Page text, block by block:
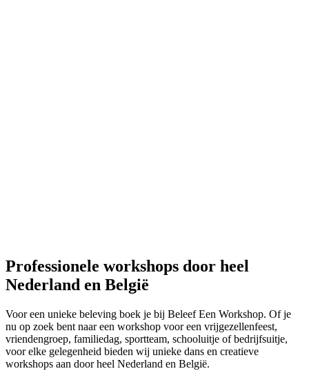
Professionele workshops door heel
Nederland en België
Voor een unieke beleving boek je bij Beleef Een Workshop. Of je
nu op zoek bent naar een workshop voor een vrijgezellenfeest,
vriendengroep, familiedag, sportteam, schooluitje of bedrijfsuitje,
voor elke gelegenheid bieden wij unieke dans en creatieve
workshops aan door heel Nederland en België.